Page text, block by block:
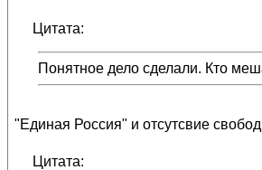
Цитата:
Понятное дело сделали. Кто
"Единая Россия" и отсутсвие
Цитата: